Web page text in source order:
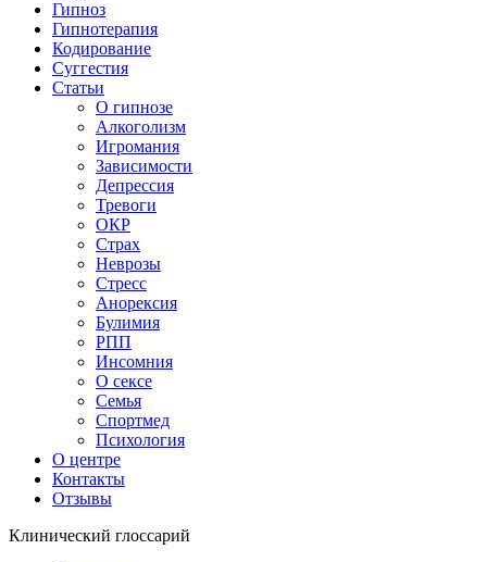
Гипноз
Гипнотерапия
Кодирование
Суггестия
Статьи
О гипнозе
Алкоголизм
Игромания
Зависимости
Депрессия
Тревоги
ОКР
Страх
Неврозы
Стресс
Анорексия
Булимия
РПП
Инсомния
О сексе
Семья
Спортмед
Психология
О центре
Контакты
Отзывы
Клинический глоссарий